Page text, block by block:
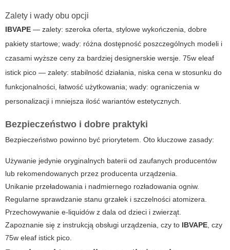
Zalety i wady obu opcji
IBVAPE — zalety: szeroka oferta, stylowe wykończenia, dobre
pakiety startowe; wady: różna dostępność poszczególnych modeli i
czasami wyższe ceny za bardziej designerskie wersje. 75w eleaf
istick pico — zalety: stabilność działania, niska cena w stosunku do
funkcjonalności, łatwość użytkowania; wady: ograniczenia w
personalizacji i mniejsza ilość wariantów estetycznych.
Bezpieczeństwo i dobre praktyki
Bezpieczeństwo powinno być priorytetem. Oto kluczowe zasady:
Używanie jedynie oryginalnych baterii od zaufanych producentów
lub rekomendowanych przez producenta urządzenia.
Unikanie przeładowania i nadmiernego rozładowania ogniw.
Regularne sprawdzanie stanu grzałek i szczelności atomizera.
Przechowywanie e-liquidów z dala od dzieci i zwierząt.
Zapoznanie się z instrukcją obsługi urządzenia, czy to IBVAPE, czy
75w eleaf istick pico.